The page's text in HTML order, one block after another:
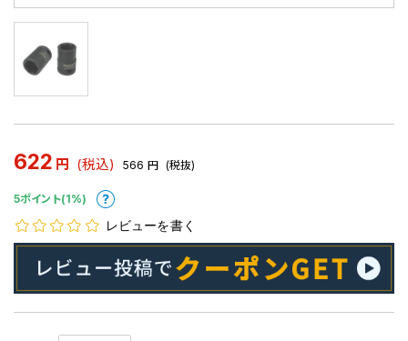
622 円 (税込) 566 円 (税抜)
5ポイント(1%)
レビューを書く